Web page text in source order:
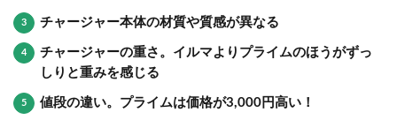
チャージャー本体の材質や質感が異なる
チャージャーの重さ。イルマよりプライムのほうがずっ
しりと重みを感じる
値段の違い。プライムは価格が3,000円高い！